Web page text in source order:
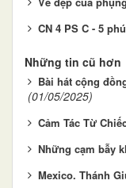
CN 4 PS C - 5
Những tin cũ hơn
Bài hát cộng
(01/05/2025)
Cảm Tác Từ
Những cạm bẫy
Mexico. Thánh